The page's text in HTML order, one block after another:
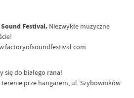
Festival. Niezwykłe muzyczne
się do białego rana!
prze hangarem, ul. Szybowników